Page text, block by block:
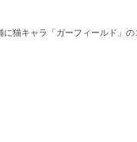
に猫キャラ「ガーフィールド」